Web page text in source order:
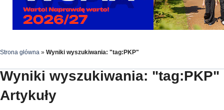
Strona główna » Wyniki wyszukiwania: "tag:PKP"
Wyniki wyszukiwania: "tag:PKP"
Artykuły